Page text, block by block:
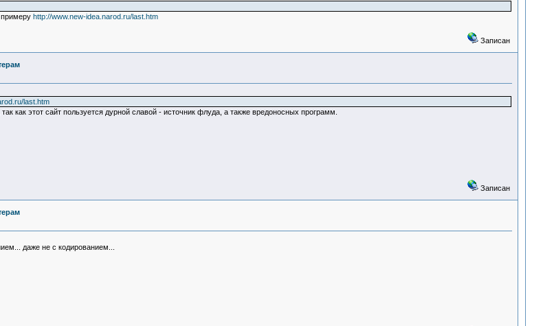
http://www.new-idea.narod.ru/last.htm
Записан
last.htm
как этот сайт пользуется дурной славой - источник флуда, а также вредоносных программ.
Записан
даже не с кодированием...